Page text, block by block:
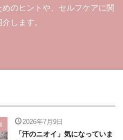
のヒントや、セルフケアに関
します。
2026年7月9日
「汗のニオイ」気になっていま